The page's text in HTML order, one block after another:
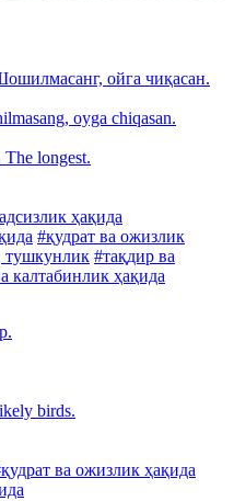
ойга чиқасан.
oyga chiqasan.
The longest.
ҳақида
#қудрат ва ожизлик
тушкунлик #тақдир ва
калтабинлик ҳақида
birds.
ва ожизлик ҳақида